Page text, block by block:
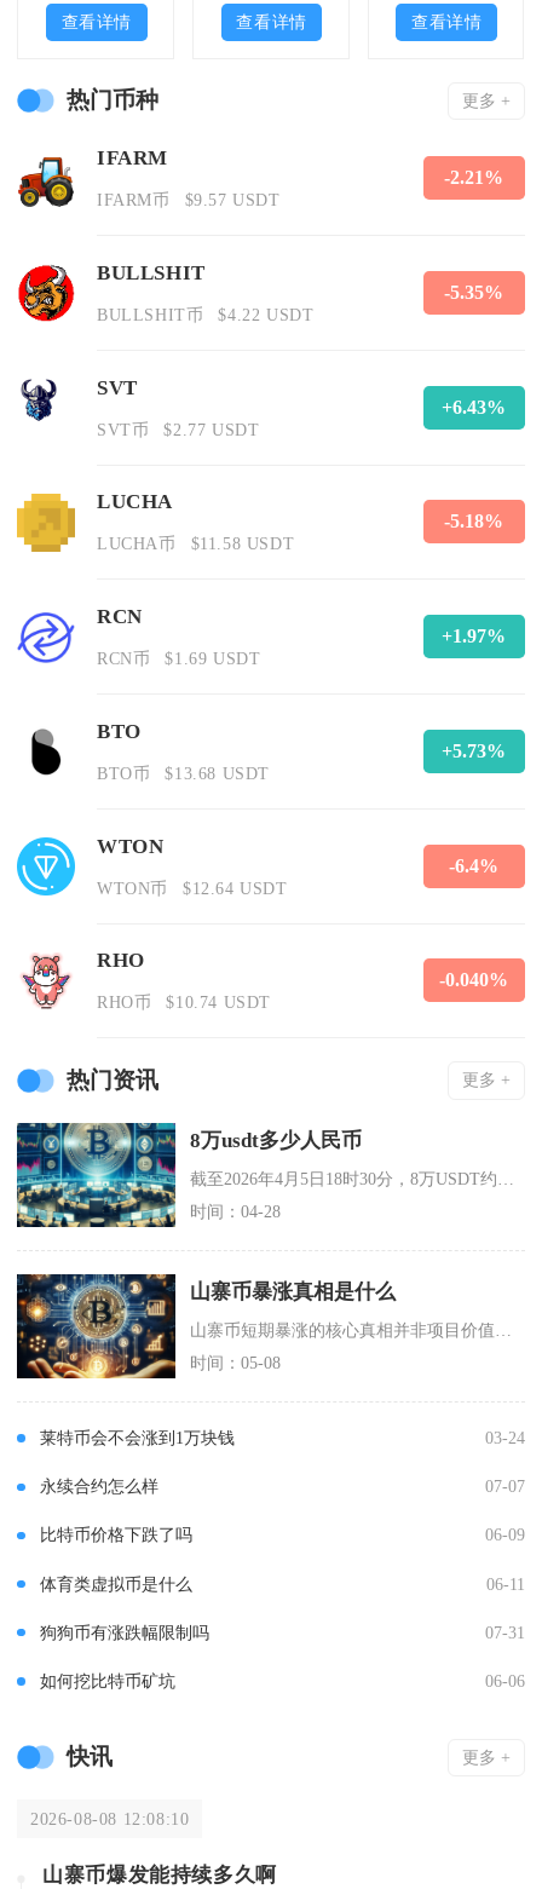
查看详情
查看详情
查看详情
热门币种 更多 +
IFARM
IFARM币 $9.57 USDT
-2.21%
BULLSHIT
BULLSHIT币 $4.22 USDT
-5.35%
SVT
SVT币 $2.77 USDT
+6.43%
LUCHA
LUCHA币 $11.58 USDT
-5.18%
RCN
RCN币 $1.69 USDT
+1.97%
BTO
BTO币 $13.68 USDT
+5.73%
WTON
WTON币 $12.64 USDT
-6.4%
RHO
RHO币 $10.74 USDT
-0.040%
热门资讯 更多 +
8万usdt多少人民币
时间：04-28
山寨币暴涨真相是什么
时间：05-08
莱特币会不会涨到1万块钱 03-24
永续合约怎么样 07-07
比特币价格下跌了吗 06-09
体育类虚拟币是什么 06-11
狗狗币有涨跌幅限制吗 07-31
如何挖比特币矿坑 06-06
快讯 更多 +
2026-08-08 12:08:10
山寨币爆发能持续多久啊